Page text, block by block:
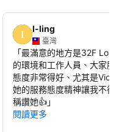
I-ling
臺灣
「最滿意的地方是32F
的環境和工作人員、大家服
態度非常得好、尤其是
她的服務態度精神讓我不得
稱讚她👍」
閱讀更多